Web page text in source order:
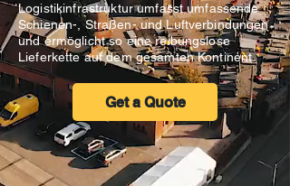
Logistikinfrastruktur umfasst umfassende
Schienen-, Straßen- und Luftverbindungen
und ermöglicht so eine reibungslose
Lieferkette auf dem gesamten Kontinent.
Get a Quote